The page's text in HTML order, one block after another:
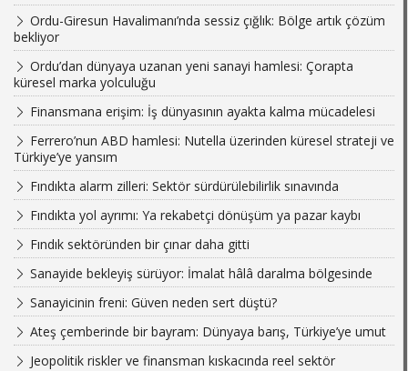
Ordu-Giresun Havalimanı’nda sessiz çığlık: Bölge artık çözüm
bekliyor
Ordu’dan dünyaya uzanan yeni sanayi hamlesi: Çorapta
küresel marka yolculuğu
Finansmana erişim: İş dünyasının ayakta kalma mücadelesi
Ferrero’nun ABD hamlesi: Nutella üzerinden küresel strateji ve
Türkiye’ye yansım
Fındıkta alarm zilleri: Sektör sürdürülebilirlik sınavında
Fındıkta yol ayrımı: Ya rekabetçi dönüşüm ya pazar kaybı
Fındık sektöründen bir çınar daha gitti
Sanayide bekleyiş sürüyor: İmalat hâlâ daralma bölgesinde
Sanayicinin freni: Güven neden sert düştü?
Ateş çemberinde bir bayram: Dünyaya barış, Türkiye’ye umut
Jeopolitik riskler ve finansman kıskacında reel sektör